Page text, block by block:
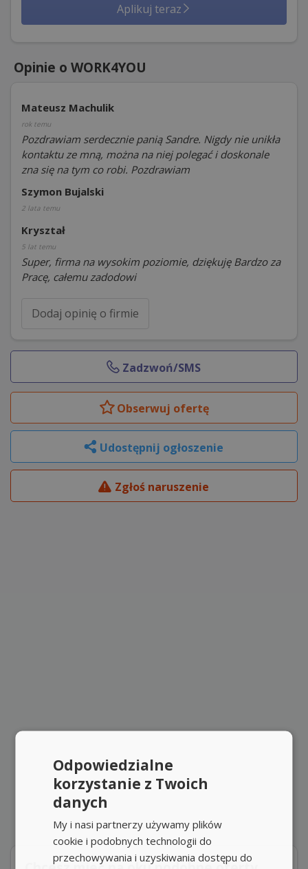
Aplikuj teraz
Opinie o WORK4YOU
Mateusz Machulik
rok temu
Pozdrawiam serdecznie panią Sandre. Nigdy nie unikła
kontaktu ze mną, można na niej polegać i doskonale
zna się na tym co robi. Pozdrawiam
Szymon Bujalski
2 lata temu
Kryształ
5 lat temu
Super, firma na wysokim poziomie, dziękuję Bardzo za
Pracę, całemu zadodowi
Dodaj opinię o firmie
Zadzwoń/SMS
Obserwuj ofertę
Udostępnij ogłoszenie
Zgłoś naruszenie
Odpowiedzialne
korzystanie z Twoich
danych
My i nasi partnerzy używamy plików
cookie i podobnych technologii do
przechowywania i uzyskiwania dostępu do